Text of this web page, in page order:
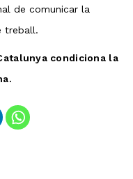
de comunicar la
treball.
condiciona la